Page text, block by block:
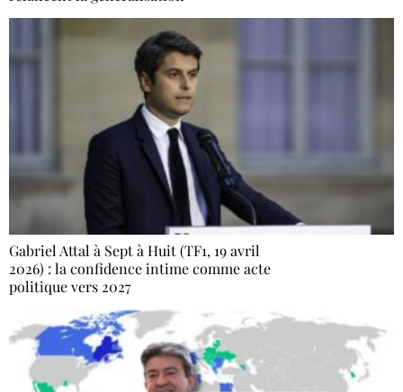
Gabriel Attal à Sept à Huit (TF1, 19 avril
2026) : la confidence intime comme acte
politique vers 2027